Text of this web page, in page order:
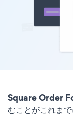
Square Order
むことがこれま